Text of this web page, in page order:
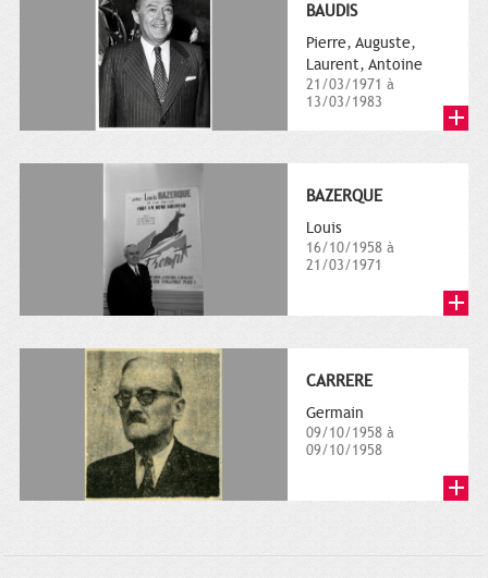
BAUDIS
Pierre, Auguste,
Laurent, Antoine
21/03/1971 à
13/03/1983
BAZERQUE
Louis
16/10/1958 à
21/03/1971
CARRERE
Germain
09/10/1958 à
09/10/1958